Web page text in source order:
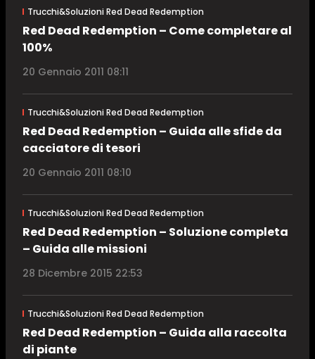
Trucchi&Soluzioni Red Dead Redemption
Red Dead Redemption – Come completare al
100%
20 Gennaio 2011 08:11
Trucchi&Soluzioni Red Dead Redemption
Red Dead Redemption – Guida alle sfide da
cacciatore di tesori
20 Gennaio 2011 08:10
Trucchi&Soluzioni Red Dead Redemption
Red Dead Redemption – Soluzione completa
– Guida alle missioni
28 Dicembre 2015 22:53
Trucchi&Soluzioni Red Dead Redemption
Red Dead Redemption – Guida alla raccolta
di piante